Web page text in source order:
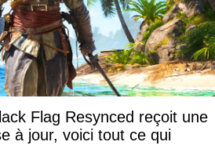
Flag Resynced reçoit une
à jour, voici tout ce qui